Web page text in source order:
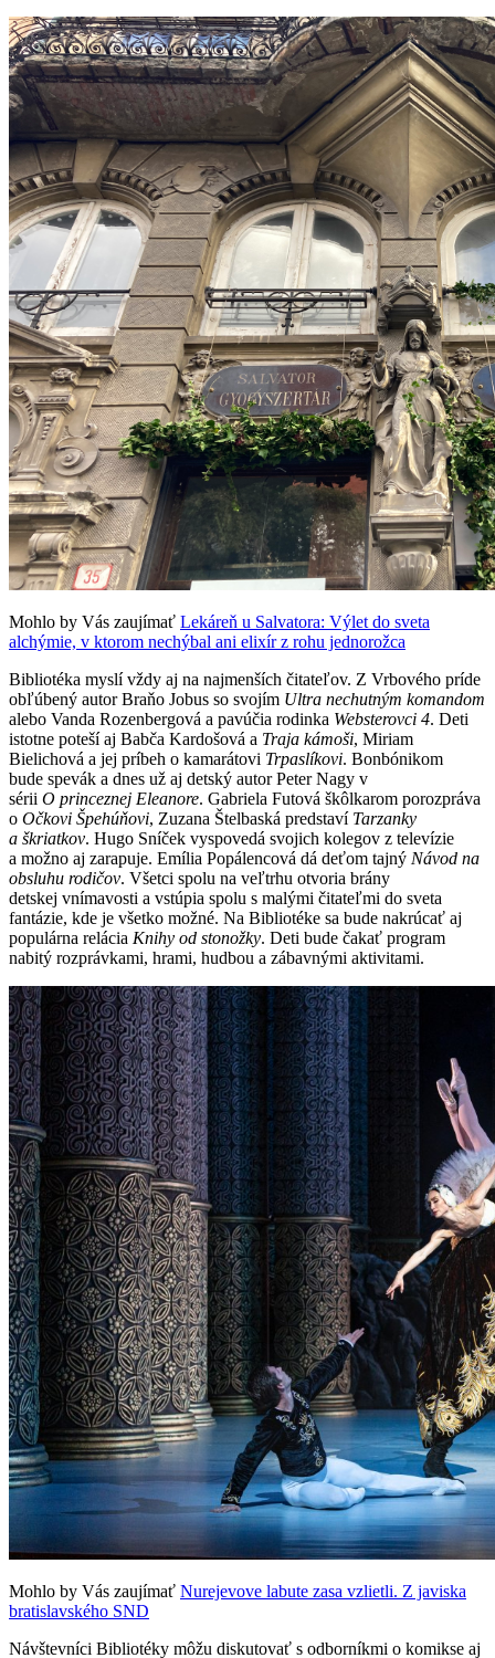
Mohlo by Vás zaujímať Lekáreň u Salvatora: Výlet do sveta
alchýmie, v ktorom nechýbal ani elixír z rohu jednorožca
Bibliotéka myslí vždy aj na najmenších čitateľov. Z Vrbového príde
obľúbený autor Braňo Jobus so svojím Ultra nechutným komandom
alebo Vanda Rozenbergová a pavúčia rodinka Websterovci 4. Deti
istotne poteší aj Babča Kardošová a Traja kámoši, Miriam
Bielichová a jej príbeh o kamarátovi Trpaslíkovi. Bonbónikom
bude spevák a dnes už aj detský autor Peter Nagy v
sérii O princeznej Eleanore. Gabriela Futová škôlkarom porozpráva
o Očkovi Špehúňovi, Zuzana Štelbaská predstaví Tarzanky
a škriatkov. Hugo Sníček vyspovedá svojich kolegov z televízie
a možno aj zarapuje. Emília Popálencová dá deťom tajný Návod na
obsluhu rodičov. Všetci spolu na veľtrhu otvoria brány
detskej vnímavosti a vstúpia spolu s malými čitateľmi do sveta
fantázie, kde je všetko možné. Na Bibliotéke sa bude nakrúcať aj
populárna relácia Knihy od stonožky. Deti bude čakať program
nabitý rozprávkami, hrami, hudbou a zábavnými aktivitami.
Mohlo by Vás zaujímať Nurejevove labute zasa vzlietli. Z javiska
bratislavského SND
Návštevníci Bibliotéky môžu diskutovať s odborníkmi o komikse aj